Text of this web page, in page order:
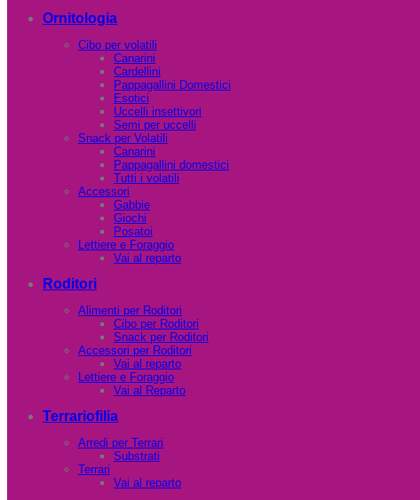
Ornitologia
Cibo per volatili
Canarini
Cardellini
Pappagallini Domestici
Esotici
Uccelli insettivori
Semi per uccelli
Snack per Volatili
Canarini
Pappagallini domestici
Tutti i volatili
Accessori
Gabbie
Giochi
Posatoi
Lettiere e Foraggio
Vai al reparto
Roditori
Alimenti per Roditori
Cibo per Roditori
Snack per Roditori
Accessori per Roditori
Vai al reparto
Lettiere e Foraggio
Vai al Reparto
Terrariofilia
Arredi per Terrari
Substrati
Terrari
Vai al reparto